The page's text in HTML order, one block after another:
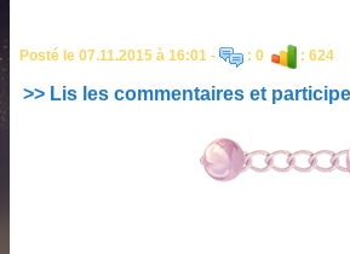
Posté le 07.11.2015 à 16:01 - : 0 : 624
>> Lis les commentaires et